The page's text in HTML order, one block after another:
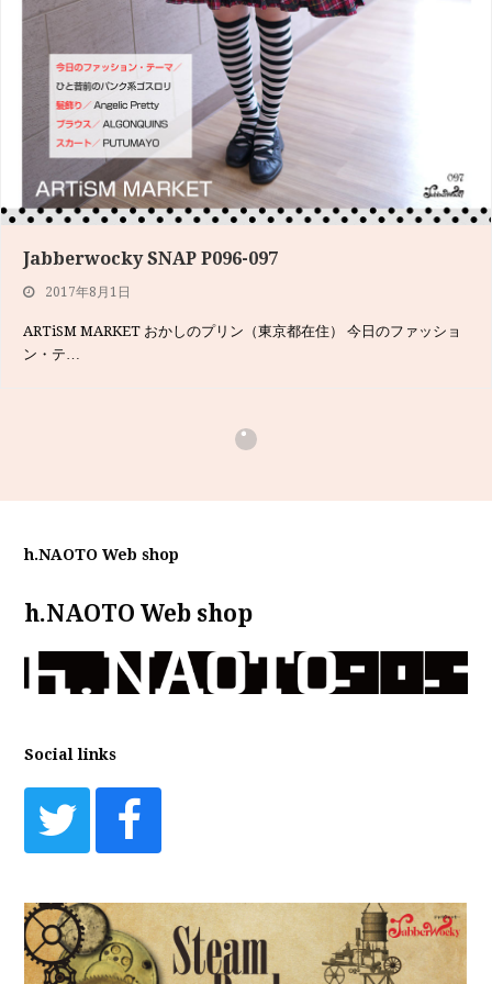
Jabberwocky SNAP P096-097
2017年8月1日
ARTiSM MARKET おかしのプリン（東京都在住） 今日のファッショ
ン・テ…
Jabberwocky SNAP P128-131
h.NAOTO STEAMの服で全身キメているサラさん♬ このスナップ
h.NAOTO Web shop
h.NAOTO Web shop
Social links
TwitterFacebook